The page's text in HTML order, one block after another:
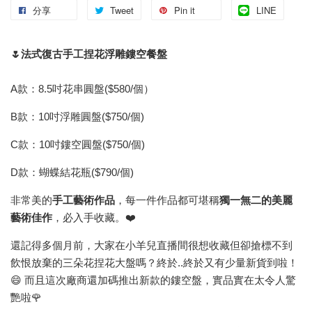
分享 Tweet Pin it LINE
🌷法式復古手工捏花浮雕鏤空餐盤
A款：8.5吋花串圓盤($580/個）
B款：10吋浮雕圓盤($750/個)
C款：10吋鏤空圓盤($750/個)
D款：蝴蝶結花瓶($790/個)
非常美的手工藝術作品 ，每一件作品都可堪稱獨一無二的美麗
藝術佳作 ，必入手收藏。❤️
還記得多個月前，大家在小羊兒直播間很想收藏但卻搶標不到
飲恨放棄的三朵花捏花大盤嗎？終於..終於又有少量新貨到啦！
😄 而且這次廠商還加碼推出新款的鏤空盤，實品實在太令人驚
艷啦🌹